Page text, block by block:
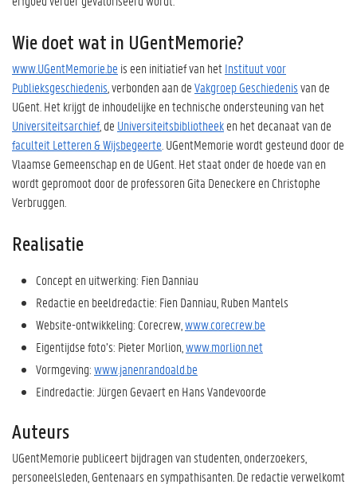
Wie doet wat in UGentMemorie?
www.UGentMemorie.be is een initiatief van hetInstituut voor
Publieksgeschiedenis , verbonden aan deVakgroep Geschiedenisvan de
UGent. Het krijgt de inhoudelijke en technische ondersteuning van het
Universiteitsarchief, de Universiteitsbibliotheeken het decanaat van de
faculteit Letteren & Wijsbegeerte . UGentMemorie wordt gesteund door de
Vlaamse Gemeenschap en de UGent. Het staat onder de hoede van en
wordt gepromoot door de professoren Gita Deneckere en Christophe
Verbruggen.
Realisatie
Concept en uitwerking: Fien Danniau
Redactie en beeldredactie: Fien Danniau, Ruben Mantels
Website-ontwikkeling: Corecrew, www.corecrew.be
Eigentijdse foto’s: Pieter Morlion, www.morlion.net
Vormgeving:www.janenrandoald.be
Eindredactie: Jürgen Gevaert en Hans Vandevoorde
Auteurs
UGentMemorie publiceert bijdragen van studenten, onderzoekers,
personeelsleden, Gentenaars en sympathisanten. De redactie verwelkomt